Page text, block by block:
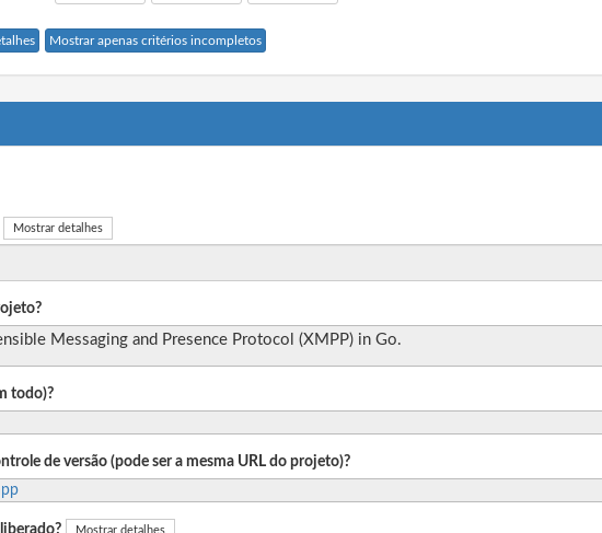
Mostrar apenas critérios incompletos
Mostrar detalhes
Messaging and Presence Protocol (XMPP) in Go.
todo)?
de versão (pode ser a mesma URL do projeto)?
Mostrar detalhes